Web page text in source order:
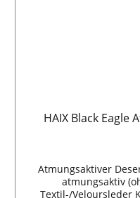
HAIX Black Eagle
Atmungsaktiver
atmungsaktiv
Textil-/Veloursleder